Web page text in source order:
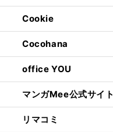
Cookie
Cocohana
office YOU
マンガMee公式サイト
リマコミ